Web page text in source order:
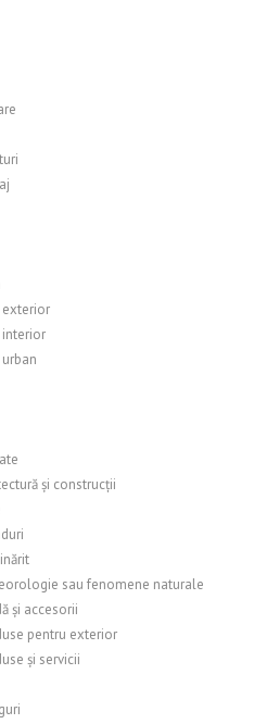
exterior
interior
și construcții
sau fenomene naturale
și accesorii
pentru exterior
și servicii